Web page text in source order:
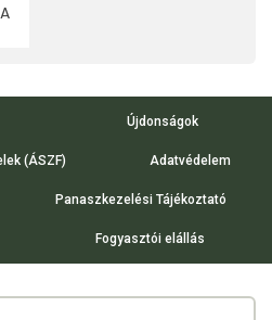
Újdonságok
(ÁSZF) Adatvédelem
Panaszkezelési Tájékoztató
Fogyasztói elállás